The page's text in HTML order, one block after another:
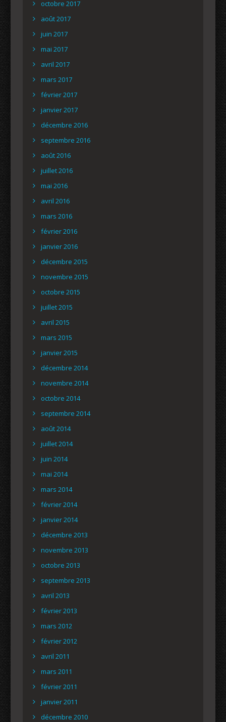
octobre 2017
août 2017
juin 2017
mai 2017
avril 2017
mars 2017
février 2017
janvier 2017
décembre 2016
septembre 2016
août 2016
juillet 2016
mai 2016
avril 2016
mars 2016
février 2016
janvier 2016
décembre 2015
novembre 2015
octobre 2015
juillet 2015
avril 2015
mars 2015
janvier 2015
décembre 2014
novembre 2014
octobre 2014
septembre 2014
août 2014
juillet 2014
juin 2014
mai 2014
mars 2014
février 2014
janvier 2014
décembre 2013
novembre 2013
octobre 2013
septembre 2013
avril 2013
février 2013
mars 2012
février 2012
avril 2011
mars 2011
février 2011
janvier 2011
décembre 2010